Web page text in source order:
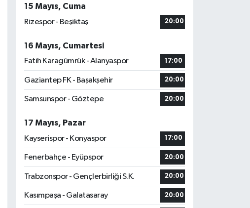
15 Mayıs, Cuma
Rizespor - Beşiktaş
20:00
16 Mayıs, Cumartesi
Fatih Karagümrük - Alanyaspor
17:00
Gaziantep FK - Başakşehir 20:00
Samsunspor - Göztepe 20:00
17 Mayıs, Pazar
Kayserispor - Konyaspor
17:00
Fenerbahçe - Eyüpspor 20:00
Trabzonspor - Gençlerbirliği S.K. 20:00
Kasımpaşa - Galatasaray 20:00